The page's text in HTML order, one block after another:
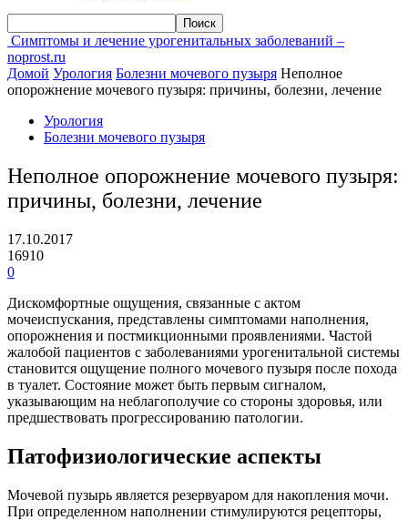
Симптомы и лечение урогенитальных заболеваний –
noprost.ru
Домой Урология Болезни мочевого пузыря Неполное
опорожнение мочевого пузыря: причины, болезни, лечение
Урология
Болезни мочевого пузыря
Неполное опорожнение мочевого пузыря:
причины, болезни, лечение
17.10.2017
16910
0
Дискомфортные ощущения, связанные с актом
мочеиспускания, представлены симптомами наполнения,
опорожнения и постмикционными проявлениями. Частой
жалобой пациентов с заболеваниями урогенитальной системы
становится ощущение полного мочевого пузыря после похода
в туалет. Состояние может быть первым сигналом,
указывающим на неблагополучие со стороны здоровья, или
предшествовать прогрессированию патологии.
Патофизиологические аспекты
Мочевой пузырь является резервуаром для накопления мочи.
При определенном наполнении стимулируются рецепторы,